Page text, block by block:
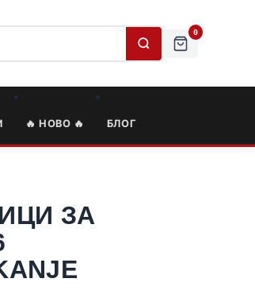
0
🔥 НОВО 🔥 БЛОГ
ЗА